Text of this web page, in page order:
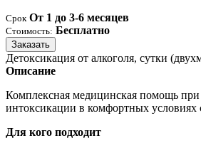
Срок От 1 до 3-6 месяцев
Стоимость: Бесплатно
Заказать
Детоксикация от алкоголя, сутки
Описание
Комплексная медицинская помощь при
интоксикации в комфортных условиях
Для кого подходит